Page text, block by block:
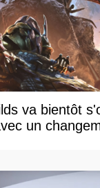
va bientôt
un